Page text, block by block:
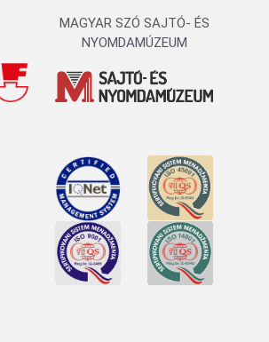
MAGYAR SZÓ SAJTÓ- ÉS
NYOMDAMÚZEUM